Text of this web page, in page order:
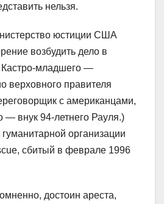
нельзя.
юстиции США
возбудить дело в
младшего —
верховного правителя
с американцами,
— внук 94-летнего Рауля.)
организации
сбитый в феврале 1996
достоин ареста,